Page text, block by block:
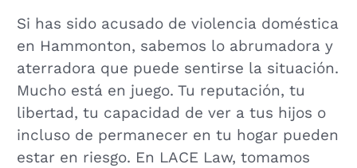
Si has sido acusado de violencia doméstica
en Hammonton, sabemos lo abrumadora y
aterradora que puede sentirse la situación.
Mucho está en juego. Tu reputación, tu
libertad, tu capacidad de ver a tus hijos o
incluso de permanecer en tu hogar pueden
estar en riesgo. En LACE Law, tomamos